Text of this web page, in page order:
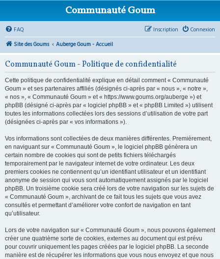
Communauté Goum
FAQ Connexion
Inscription
Site des Goums
Auberge Goum - Accueil
Communauté Goum - Politique de confidentialité
Cette politique de confidentialité explique en détail comment « Communauté
Goum » et ses partenaires affiliés (désignés ci-après par « nous », « notre »,
« nos », « Communauté Goum » et « https://www.goums.org/auberge ») et
phpBB (désigné ci-après par « logiciel phpBB » et « phpBB Limited ») utilisent
toutes les informations collectées lors des sessions d’utilisation de votre part
(désignées ci-après par « vos informations »).
Vos informations sont collectées de deux manières différentes. Premièrement,
en naviguant sur « Communauté Goum », le logiciel phpBB génèrera un
certain nombre de cookies qui sont de petits fichiers téléchargés
temporairement par le navigateur internet de votre ordinateur. Les deux
premiers cookies ne contiennent qu’un identifiant utilisateur et un identifiant
anonyme de session qui vous sont automatiquement assignés par le logiciel
phpBB. Un troisième cookie sera créé lors de votre navigation sur les sujets de
« Communauté Goum », archivant de ce fait tous les sujets que vous avez
consultés et permettant d’améliorer votre confort de navigation en tant
qu’utilisateur.
Lors de votre navigation sur « Communauté Goum », nous pouvons également
créer une quatrième sorte de cookies, externes au document qui est prévu
pour couvrir uniquement les pages créées par le logiciel phpBB. La seconde
manière est de récupérer les informations que vous nous envoyez et que nous